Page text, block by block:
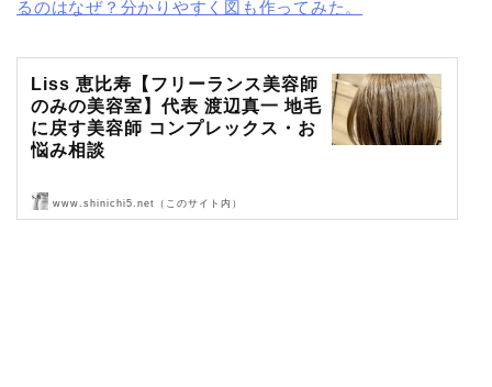
るのはなぜ？分かりやすく図も作ってみた。
Liss 恵比寿【フリーランス美容師
のみの美容室】代表 渡辺真一 地毛
に戻す美容師 コンプレックス・お
悩み相談
Liss 恵比寿【フリーランス美容師のみの美容室】代表 渡辺真一 地毛
www.shinichi5.net（このサイト内）